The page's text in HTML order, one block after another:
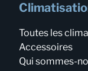
Toutes les
Accessoires
Qui sommes-